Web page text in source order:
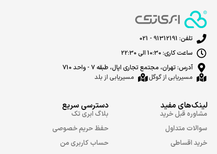
تلفن: 91312191 - 021
ساعت کاری: 10:30 الی 22:30
آدرس: تهران، مجتمع تجاری اپال، طبقه 7 - واحد 710
مسیریابی از گوگل
مسیریابی از بلد
لینک‌های مفید
مشاوره قبل خرید
سوالات متداول
خرید اقساطی
دسترسی سریع
بلاگ ابری تک
حفظ حریم خصوصی
حساب کاربری من